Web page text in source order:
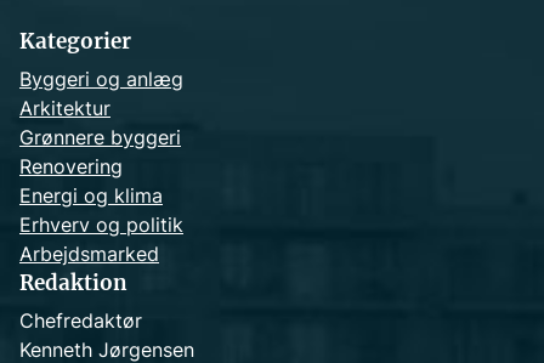
Kategorier
Byggeri og anlæg
Arkitektur
Grønnere byggeri
Renovering
Energi og klima
Erhverv og politik
Arbejdsmarked
Redaktion
Chefredaktør
Kenneth Jørgensen